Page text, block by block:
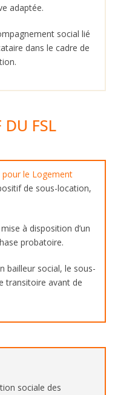
adaptée.
social lié
dans le cadre de
DU FSL
pour le Logement
de sous-location,
à disposition d’un
probatoire.
bailleur social, le sous-
transitoire avant de
sociale des